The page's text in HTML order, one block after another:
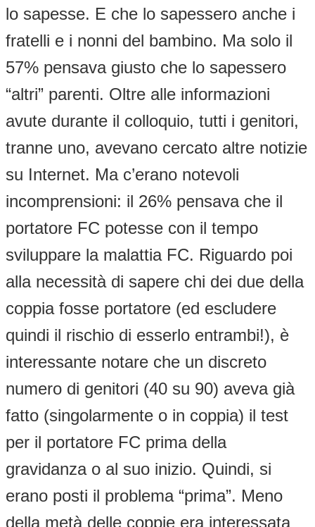
lo sapesse. E che lo sapessero anche i
fratelli e i nonni del bambino. Ma solo il
57% pensava giusto che lo sapessero
“altri” parenti. Oltre alle informazioni
avute durante il colloquio, tutti i genitori,
tranne uno, avevano cercato altre notizie
su Internet. Ma c’erano notevoli
incomprensioni: il 26% pensava che il
portatore FC potesse con il tempo
sviluppare la malattia FC. Riguardo poi
alla necessità di sapere chi dei due della
coppia fosse portatore (ed escludere
quindi il rischio di esserlo entrambi!), è
interessante notare che un discreto
numero di genitori (40 su 90) aveva già
fatto (singolarmente o in coppia) il test
per il portatore FC prima della
gravidanza o al suo inizio. Quindi, si
erano posti il problema “prima”. Meno
della metà delle coppie era interessata